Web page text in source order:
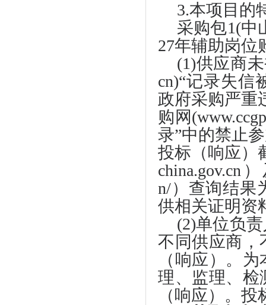
3.本项目的
采购包1(中
27年辅助岗位
(1)供应商
cn)“记录失信
政府采购严重
购网
录”中的禁止
投标（响应）
china.gov.cn
n/）查询结果
供相关证明资
(2)单位负
不同供应商，
（响应）。
理、监理、检
（响应）。